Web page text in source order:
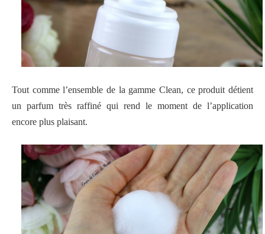
Tout comme l’ensemble de la gamme Clean, ce produit détient
un parfum très raffiné qui rend le moment de l’application
encore plus plaisant.